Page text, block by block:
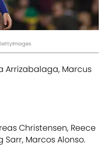
Arrizabalaga, Marcus
Christensen, Reece
Sarr, Marcos Alonso.